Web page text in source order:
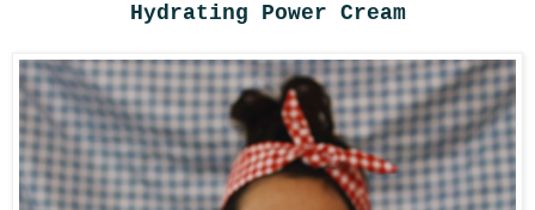
Hydrating Power Cream